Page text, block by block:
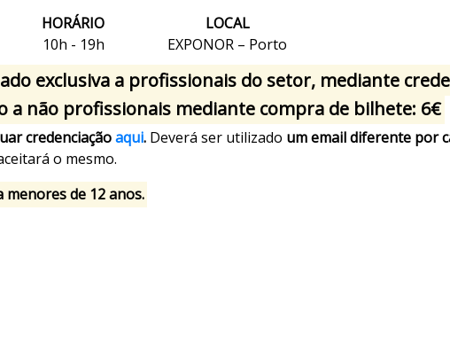
HORÁRIO
10h - 19h
LOCAL
EXPONOR – Porto
exclusiva a profissionais do setor, mediante
a não profissionais mediante compra de bilhete: 6€
credenciaçãoaqui. Deverá ser utilizado um email diferente por
o mesmo.
de 12 anos.